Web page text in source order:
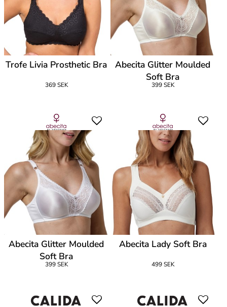
Trofe Livia Prosthetic Bra
369 SEK
Abecita Glitter Moulded
Soft Bra
399 SEK
Abecita Glitter Moulded
Soft Bra
399 SEK
Abecita Lady Soft Bra
499 SEK